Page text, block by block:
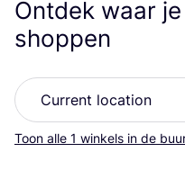
Ontdek waar
shoppen
Toon alle 1 winkels in de